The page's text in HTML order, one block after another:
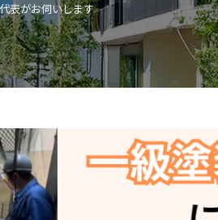
表がお伺いします